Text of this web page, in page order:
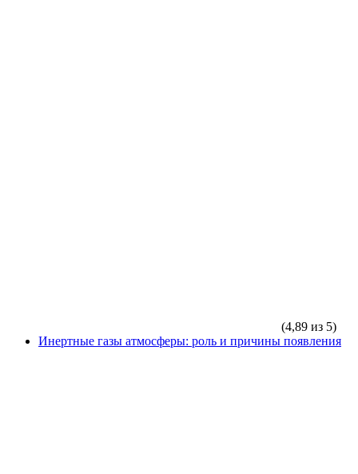
(4,89 из 5)
Инертные газы атмосферы: роль и причины появления